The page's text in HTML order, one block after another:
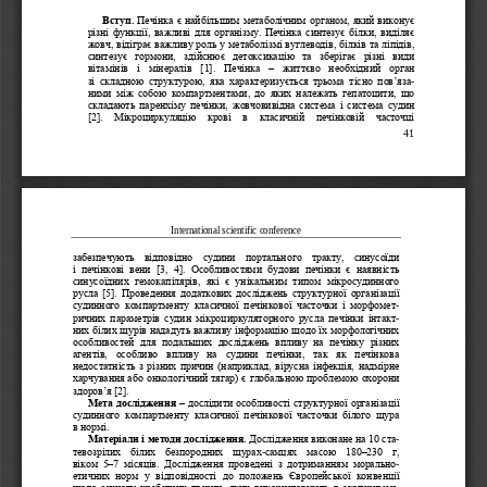
41
Вступ. Печінка є найбільшим метаболічним органом, який виконує
різні функції, важливі для організму. Печінка синтезує білки, виділяє
жовч, відіграє важливу роль у метаболізмі вуглеводів, білків та ліпідів,
синтезує  гормони,  здійснює  детоксикацію  та  зберігає  різні  види
вітамінів  і  мінералів  [1].  Печінка
–
життєво  необхідний  орган
зі  складною  структурою,  яка  характеризується  трьома  тісно  пов’яза-
ними  між  собою  компартментами,  до  яких  належать  гепатоцити,  що
складають  паренхіму  печінки,  жовчовивідна  система  і  система  судин
[2].   Мікроциркуляцію   крові  в   класичній  печінковій  часточці
International scientific conference
забезпечують  відповідно  судини  портального  тракту,  синусоїди
і  печінкові  вени  [3,  4].  Особливостями  будови  печінки  є  наявність
синусоїдних  гемокапілярів,  які  є  унікальним  типом  мікросудинного
русла [5]. Проведення додаткових  досліджень структурної організації
судинного  компартменту  класичної  печінкової  часточки  і  морфомет-
ричних  параметрів  судин  мікроциркуляторного  русла  печінки  інтакт-
них білих щурів нададуть важливу інформацію щодо їх морфологічних
особливостей  для  подальших  досліджень  впливу  на  печінку  різних
агентів,  особливо  впливу  на  судини  печінки,  так  як  печінкова
недостатність з різних причин (наприклад, вірусна інфекція, надмірне
харчування або онкологічний тягар) є глобальною проблемою охорони
здоров’я [2].
Мета дослідження – дослідити особливості структурної організації
судинного  компартменту  класичної  печінкової  часточки  білого  щура
в нормі.
Матеріали і методи дослідження. Дослідження виконане на 10 ста-
тевозрілих  білих  безпородних  щурах-самцях  масою  180–230  г,
віком  5–7  місяців.  Дослідження  проведені  з  дотриманням  морально-
етичних  норм  у  відповідності  до  положень  Європейської  конвенції